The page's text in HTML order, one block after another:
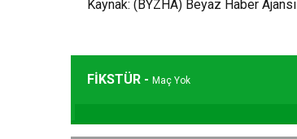
Kaynak: (BYZHA) Beyaz Haber Ajansı
FİKSTÜR - Maç Yok